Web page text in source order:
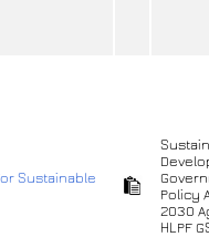
Sustainable
Policy
2030
HLPF